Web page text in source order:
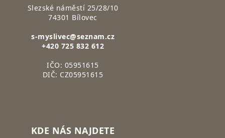
Slezské náměstí 25/28/10
74301 Bílovec
s-myslivec@seznam.cz
+420 725 832 612
IČO: 05951615
DIČ: CZ05951615
KDE NÁS NAJDETE